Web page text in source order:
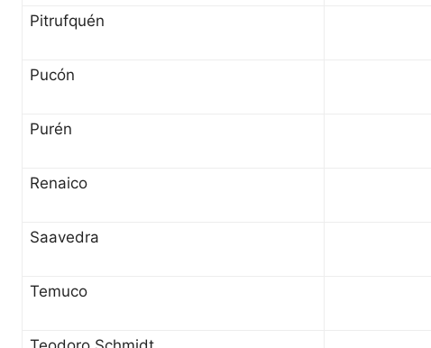
Pitrufquén
Pucón
Purén
Renaico
Saavedra
Temuco